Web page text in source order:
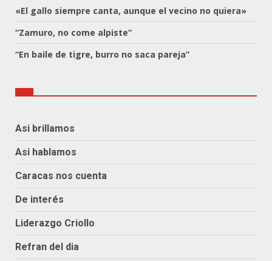
«El gallo siempre canta, aunque el vecino no quiera»
“Zamuro, no come alpiste”
“En baile de tigre, burro no saca pareja”
Asi brillamos
Asi hablamos
Caracas nos cuenta
De interés
Liderazgo Criollo
Refran del dia